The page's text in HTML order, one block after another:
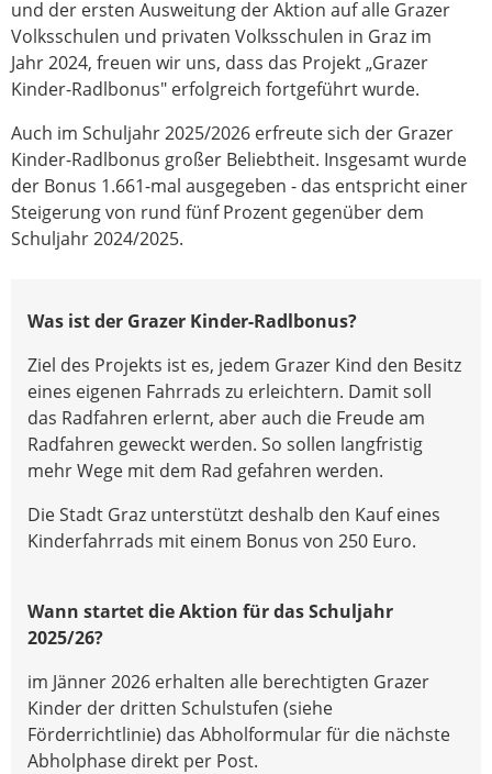
und der ersten Ausweitung der Aktion auf alle Grazer
Volksschulen und privaten Volksschulen in Graz im
Jahr 2024, freuen wir uns, dass das Projekt „Grazer
Kinder-Radlbonus" erfolgreich fortgeführt wurde.
Auch im Schuljahr 2025/2026 erfreute sich der Grazer
Kinder-Radlbonus großer Beliebtheit. Insgesamt wurde
der Bonus 1.661-mal ausgegeben - das entspricht einer
Steigerung von rund fünf Prozent gegenüber dem
Schuljahr 2024/2025.
Was ist der Grazer Kinder-Radlbonus?
Ziel des Projekts ist es, jedem Grazer Kind den Besitz
eines eigenen Fahrrads zu erleichtern. Damit soll
das Radfahren erlernt, aber auch die Freude am
Radfahren geweckt werden. So sollen langfristig
mehr Wege mit dem Rad gefahren werden.
Die Stadt Graz unterstützt deshalb den Kauf eines
Kinderfahrrads mit einem Bonus von 250 Euro.
Wann startet die Aktion für das Schuljahr
2025/26?
im Jänner 2026 erhalten alle berechtigten Grazer
Kinder der dritten Schulstufen (siehe
Förderrichtlinie) das Abholformular für die nächste
Abholphase direkt per Post.